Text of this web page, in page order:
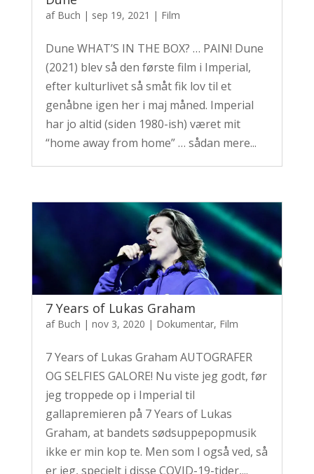
af Buch | sep 19, 2021 | Film
Dune WHAT’S IN THE BOX? … PAIN! Dune
(2021) blev så den første film i Imperial,
efter kulturlivet så småt fik lov til et
genåbne igen her i maj måned. Imperial
har jo altid (siden 1980-ish) været mit
“home away from home” … sådan mere...
7 Years of Lukas Graham
af Buch | nov 3, 2020 | Dokumentar, Film
7 Years of Lukas Graham AUTOGRAFER
OG SELFIES GALORE! Nu viste jeg godt, før
jeg troppede op i Imperial til
gallapremieren på 7 Years of Lukas
Graham, at bandets sødsuppepopmusik
ikke er min kop te. Men som I også ved, så
er jeg, specielt i disse COVID-19-tider,...